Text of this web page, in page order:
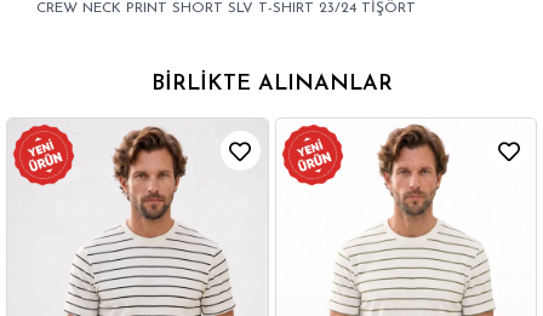
CREW NECK PRINT SHORT SLV T-SHIRT 23/24 TİŞÖRT
BIRLIKTE ALINANLAR